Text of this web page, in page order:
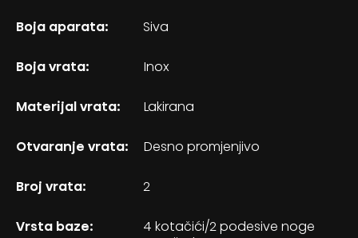
Boja aparata: Siva
Boja vrata: Inox
Materijal vrata: Lakirana
Otvaranje vrata: Desno promjenjivo
Broj vrata: 2
Vrsta baze:
4 kotačići/2 podesive noge